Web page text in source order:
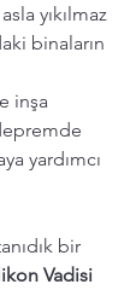
yıkılmaz
binaların
inşa
yardımcı
bir
Vadisi